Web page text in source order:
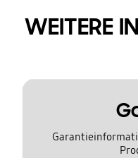
WEITERE